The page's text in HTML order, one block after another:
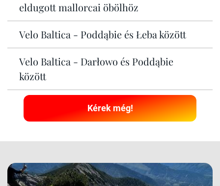
eldugott mallorcai öbölhöz
Velo Baltica - Poddąbie és Łeba között
Velo Baltica - Darłowo és Poddąbie
között
Kérek még!